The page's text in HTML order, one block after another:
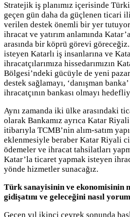
Stratejik iş planımız içerisinde
geçen gün daha da güçlenen ticari
verilen destek önemli bir yer
ihracat ve yatırım anlamında
arasında bir köprü görevi
isteyen Katarlı iş insanlarına ve
ihracatçılarımıza hissedarımızın
Bölgesi’ndeki gücüyle de yeni
destek sağlamayı, ‘danışman
ihracatçının bankası olmayı
Aynı zamanda iki ülke arasındaki
olarak Bankamız ayrıca Katar
itibarıyla TCMB’nin alım-satım
eklenmesiyle beraber Katar Riyali
ödemeler ve ihracat tahsilatları
Katar’la ticaret yapmak isteyen
yönde hizmetler sunacağız.
Türk sanayisinin ve ekonomisinin
gidişatını ve geleceğini nasıl
Geçen yıl ikinci çeyrek sonunda